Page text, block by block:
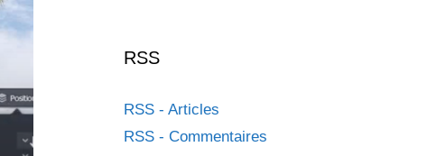
RSS
RSS - Articles
RSS - Commentaires